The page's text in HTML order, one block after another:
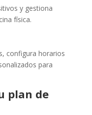
y gestiona
física.
configura horarios
para
plan de